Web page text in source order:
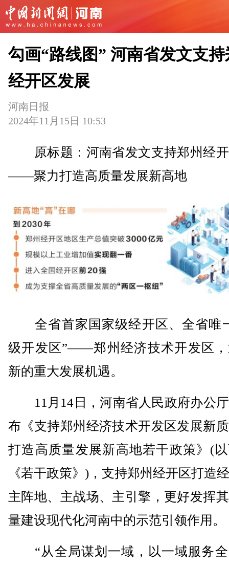
勾画“路线图” 河南省发文支
经开区发展
河南日报
2024年11月15日 10:53
原标题：河南省发文支持郑州经
——聚力打造高质量发展新高地
全省首家国家级经开区、全省唯
级开发区”——郑州经济技术开发区
新的重大发展机遇。
11月14日，河南省人民政府办公
布《支持郑州经济技术开发区发展新
打造高质量发展新高地若干政策》(
《若干政策》)，支持郑州经开区打造
主阵地、主战场、主引擎，更好发挥
量建设现代化河南中的示范引领作用。
“从全局谋划一域，以一域服务全